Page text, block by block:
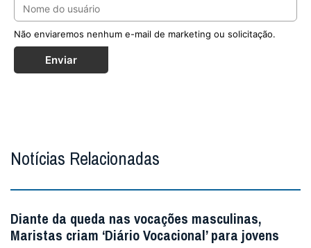
Não enviaremos nenhum e-mail de marketing ou solicitação.
Enviar
Notícias Relacionadas
Diante da queda nas vocações masculinas,
Maristas criam ‘Diário Vocacional’ para jovens